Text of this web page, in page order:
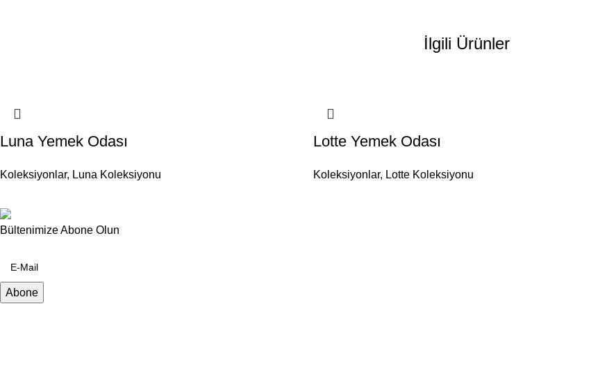
İlgili Ürünler
Luna Yemek Odası
Koleksiyonlar, Luna Koleksiyonu
Lotte Yemek Odası
Koleksiyonlar, Lotte Koleksiyonu
Bültenimize Abone Olun